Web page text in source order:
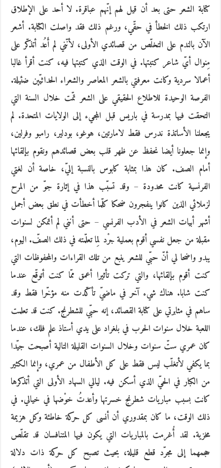
كتابة الشعر حتى بعد أن قيل لهم إنّهم عباقرة. لا أحد على الإطلاق
ارتكب ذلك الخطأ في حقّي، ورغم ذلك فقد واصلت الكتابة. أشعر
الآن بالندم على التخلّص من قصائدي الأولى، لأنّني لم أَعُد أتذكّر على
مِنوال أيّ شاعر كتبتها. في الوقت الذي كتبتها فيه، كنت أقرأ غالبا
أعمالا سردية وكانت معرفتي بالشعر المعاصر والشعراء الحداثيّين ضئيلة.
الفرصة الوحيدة للاطلاع الحقيقي على الشعر تمّت خلال السنة التي
التحقت فيها بمدرسة في باريس قبل المجيء إلى الولايات المتحدة. لم
يجعلنا الأساتذة ندرس فقط لامارتين، هوغو، بودلير، رامبو وفرلين،
وإنما جعلونا أيضا نحفظ عن ظهر قلب بعض قصائدهم ونقوم بإلقائها
أمام الصف. كان هذا بمثابة كابوس بالنسبة إليّ، خاصة أن لغتي
الفرنسية كانت محدودة – وقد تسبّب هذا في إثارة جوّ من المرح
لزملائي الذين كانوا ينفجرون ضحكا كلّما أخطأت في نطق بعض أجمل
أشهر أبيات الشعر في الأدب الفرنسي – حتى أنني لم أتمكن لسنوات
مقبلة من جعل نفسي أقوم بعملية جرْد لِما تعلّمته في ذلك الصفّ. اليوم،
يبدو واضحا لي أنّ حبّي للشعر ينبع من تلك القراءات والمحفوظات التي
كنت أقوم بإلقائها، والتي تركت تأثيرا أعمق ممّا كنت أتوقّع عندما
كنت شابا. هناك شيء آخر في ماضيّ تأكّدت منه مؤخّرا فقط وقد
ساهم في مثابرتي على كتابة القصائد، إنه حبّي للشطرنج. كنت قد تعلمت
اللعبة خلال سنوات الحرب في بلغراد على يدي أستاذ علم فلك، عندما
كان عمري ستّ سنوات وخلال السنوات القليلة التالية أصبحت جيّدا
بما يكفي لأتغلّب ليس فقط على كل الأطفال من عمري، وإنما الكثير
من الكبار في الحيّ الذي أسكن فيه. ليالي السهاد الأولى التي أتذكرها
كانت بسبب مباريات شطرنج خسرتها وأعدتُ خوْضها في خيالي. في
ذلك الوقت، ما كان بمقدوري أن أنسى كل حركة خاطئة وكل هزيمة
مخزية. لقد أُغرمت بالمباريات التي يكون فيها المتنافسان قد تقلّص
حجمهما إلى مجرّد قطع قليلة، بحيث تصبح كل حركة ذات دلالة